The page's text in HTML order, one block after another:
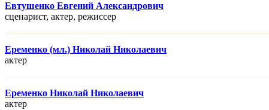
Евтушенко Евгений Александрович
сценарист, актер, режисcер
Еременко (мл.) Николай Николаевич
актер
Еременко Николай Николаевич
актер